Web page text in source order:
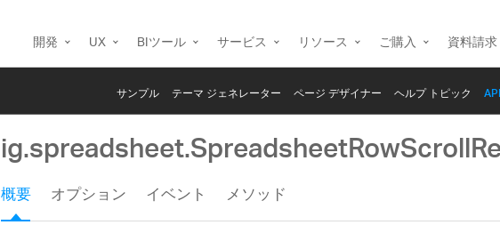
開発 UX BIツール サービス リソース ご購入 資料請求
サンプル テーマ ジェネレーター ページ デザイナー ヘルプ トピック
概要 オプション イベント メソッド